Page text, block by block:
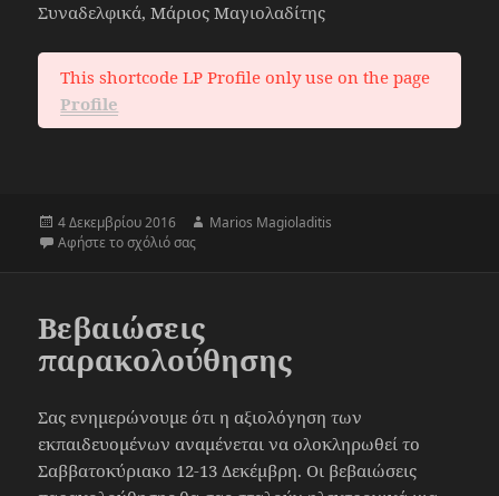
Συναδελφικά, Μάριος Μαγιολαδίτης
This shortcode LP Profile only use on the page
Profile
Δημοσιεύτηκε
την
4 Δεκεμβρίου 2016 Συντάκτης
Marios Magioladitis
Αφήστε το σχόλιό σαςστο Ολοκλήρωση διαδικασίας
Βεβαιώσεις
παρακολούθησης
Σας ενημερώνουμε ότι η αξιολόγηση των
εκπαιδευομένων αναμένεται να ολοκληρωθεί το
Σαββατοκύριακο 12-13 Δεκέμβρη. Οι βεβαιώσεις